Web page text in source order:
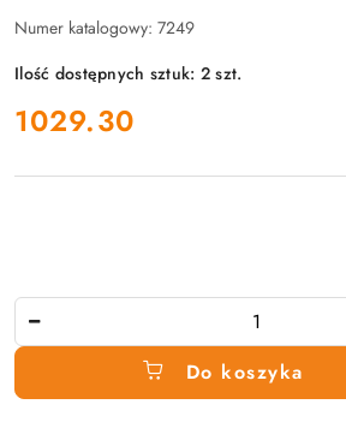
Numer katalogowy: 7249
Ilość dostępnych sztuk: 2szt.
cena:
1029.30
Do koszyka